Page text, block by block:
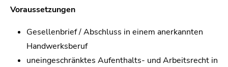
Voraussetzungen
Gesellenbrief / Abschluss in einem anerkannten
Handwerksberuf
uneingeschränktes Aufenthalts- und Arbeitsrecht in